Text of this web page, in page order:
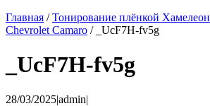
Главная /Тонирование плёнкой Хамелеон
Chevrolet Camaro / _UcF7H-fv5g
_UcF7H-fv5g
28/03/2025|admin|